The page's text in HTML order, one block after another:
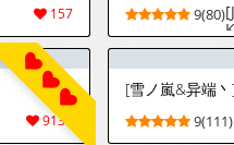
157 9(80)
9137 9(111)